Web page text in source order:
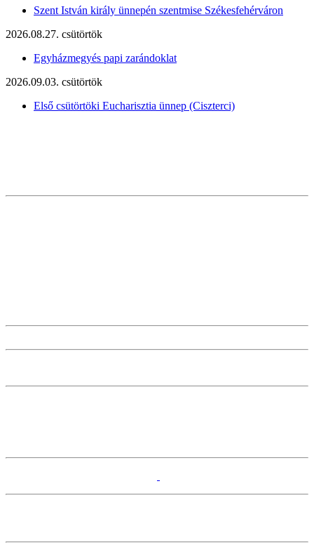
Szent István király ünnepén szentmise Székesfehérváron
2026.08.27. csütörtök
Egyházmegyés papi zarándoklat
2026.09.03. csütörtök
Első csütörtöki Eucharisztia ünnep (Ciszterci)